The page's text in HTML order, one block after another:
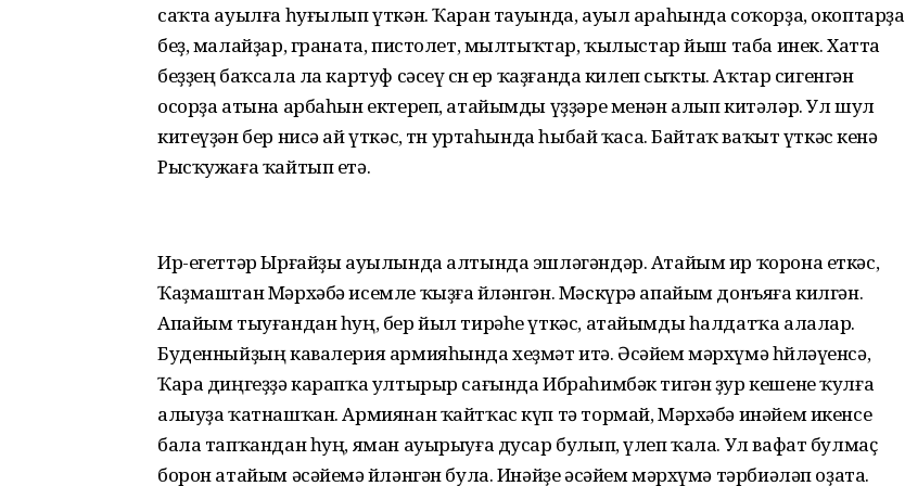
саҡта ауылға һуғылып үткән. Ҡаран тауында, ауыл араһында соҡорҙа, окоптарҙа
беҙ, малайҙар, граната, пистолет, мылтыҡтар, ҡылыстар йыш таба инек. Хатта
беҙҙең баҡсала ла картуф сәсеү өсөн ер ҡаҙғанда килеп сыҡты. Аҡтар сигенгән
осорҙа атына арбаһын ектереп, атайымды үҙҙәре менән алып китәләр. Ул шул
китеүҙән бер нисә ай үткәс, төн уртаһында һыбай ҡаса. Байтаҡ ваҡыт үткәс кенә
Рысҡужаға ҡайтып етә.
Ир-егеттәр Ырғайҙы ауылында алтында эшләгәндәр. Атайым ир ҡорона еткәс,
Ҡаҙмаштан Мәрхәбә исемле ҡыҙға өйләнгән. Мәскүрә апайым донъяға килгән.
Апайым тыуғандан һуң, бер йыл тирәһе үткәс, атайымды һалдатҡа алалар.
Буденныйҙың кавалерия армияһында хеҙмәт итә. Әсәйем мәрхүмә һөйләүенсә,
Ҡара диңгеҙҙә карапҡа ултырыр сағында Ибраһимбәк тигән ҙур кешене ҡулға
алыуҙа ҡатнашҡан. Армиянан ҡайтҡас күп тә тормай, Мәрхәбә инәйем икенсе
бала тапҡандан һуң, яман ауырыуға дусар булып, үлеп ҡала. Ул вафат булмаҫ
борон атайым әсәйемә өйләнгән була. Инәйҙе әсәйем мәрхүмә тәрбиәләп оҙата.